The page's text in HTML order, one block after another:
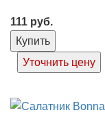
111 руб.
Купить
Уточнить цену